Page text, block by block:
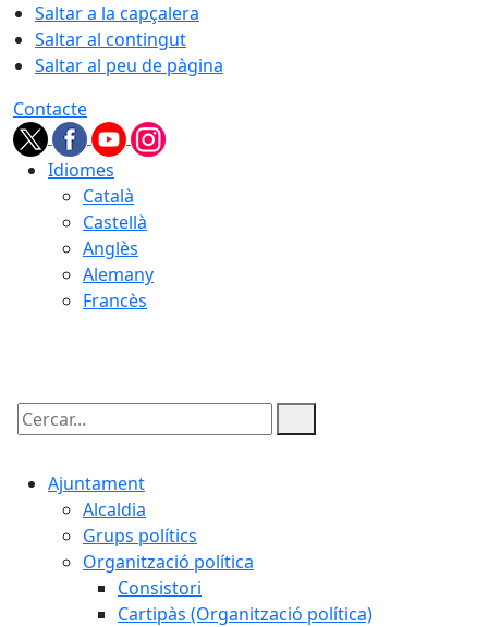
Saltar a la capçalera
Saltar al contingut
Saltar al peu de pàgina
Contacte
Idiomes
Català
Castellà
Anglès
Alemany
Francès
Cercar:
Ajuntament
Alcaldia
Grups polítics
Organització política
Consistori
Cartipàs (Organització política)